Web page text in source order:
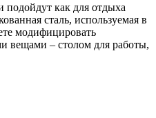
как для отдыха
сталь, используемая в
модифицировать
вещами – столом для работы,